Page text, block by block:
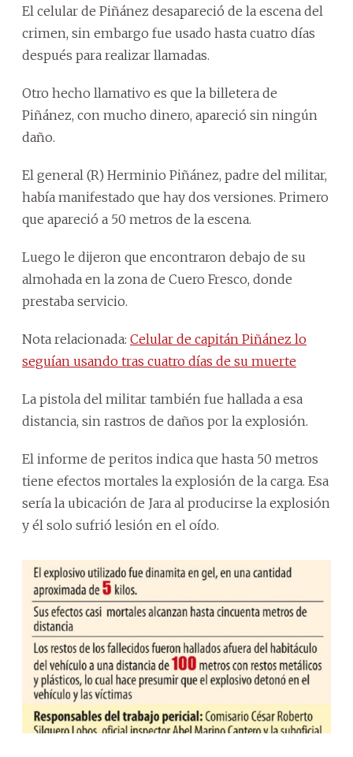
El celular de Piñánez desapareció de la escena del
crimen, sin embargo fue usado hasta cuatro días
después para realizar llamadas.
Otro hecho llamativo es que la billetera de
Piñánez, con mucho dinero, apareció sin ningún
daño.
El general (R) Herminio Piñánez, padre del militar,
había manifestado que hay dos versiones. Primero
que apareció a 50 metros de la escena.
Luego le dijeron que encontraron debajo de su
almohada en la zona de Cuero Fresco, donde
prestaba servicio.
Nota relacionada: Celular de capitán Piñánez lo
seguían usando tras cuatro días de su muerte
La pistola del militar también fue hallada a esa
distancia, sin rastros de daños por la explosión.
El informe de peritos indica que hasta 50 metros
tiene efectos mortales la explosión de la carga. Esa
sería la ubicación de Jara al producirse la explosión
y él solo sufrió lesión en el oído.